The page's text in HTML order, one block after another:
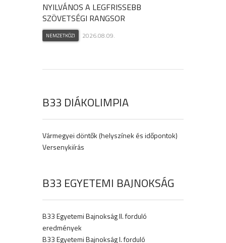
NYILVÁNOS A LEGFRISSEBB
SZÖVETSÉGI RANGSOR
NEMZETKÖZI 2026.08.09.
B33 DIÁKOLIMPIA
Vármegyei döntők (helyszínek és időpontok)
Versenykiírás
B33 EGYETEMI BAJNOKSÁG
B33 Egyetemi Bajnokság II. forduló
eredmények
B33 Egyetemi Bajnokság I. forduló